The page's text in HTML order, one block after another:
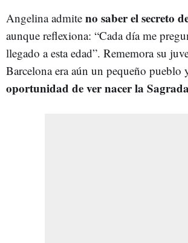
Angelina admite no saber el secreto
aunque reflexiona: “Cada día me
llegado a esta edad”. Rememora su
Barcelona era aún un pequeño pueblo
oportunidad de ver nacer la